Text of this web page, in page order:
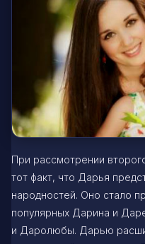
При рассмотрении
тот факт, что Дарья
народностей. Оно стало
популярных Дарина и
и Даролюбы. Дарью